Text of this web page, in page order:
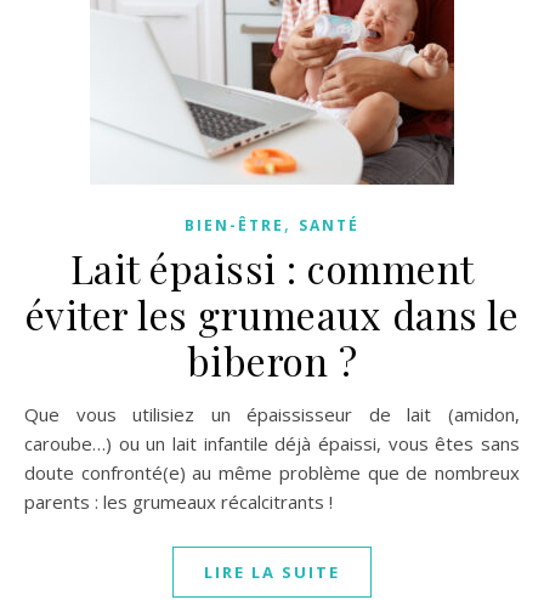
BIEN-ÊTRE , SANTÉ
Lait épaissi : comment
éviter les grumeaux dans le
biberon ?
Que vous utilisiez un épaississeur de lait (amidon,
caroube…) ou un lait infantile déjà épaissi, vous êtes sans
doute confronté(e) au même problème que de nombreux
parents : les grumeaux récalcitrants !
LIRE LA SUITE